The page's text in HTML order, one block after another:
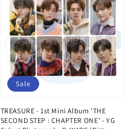
TREASURE - 1st Mini Album 'THE
SECOND STEP : CHAPTER ONE' - YG
Sale